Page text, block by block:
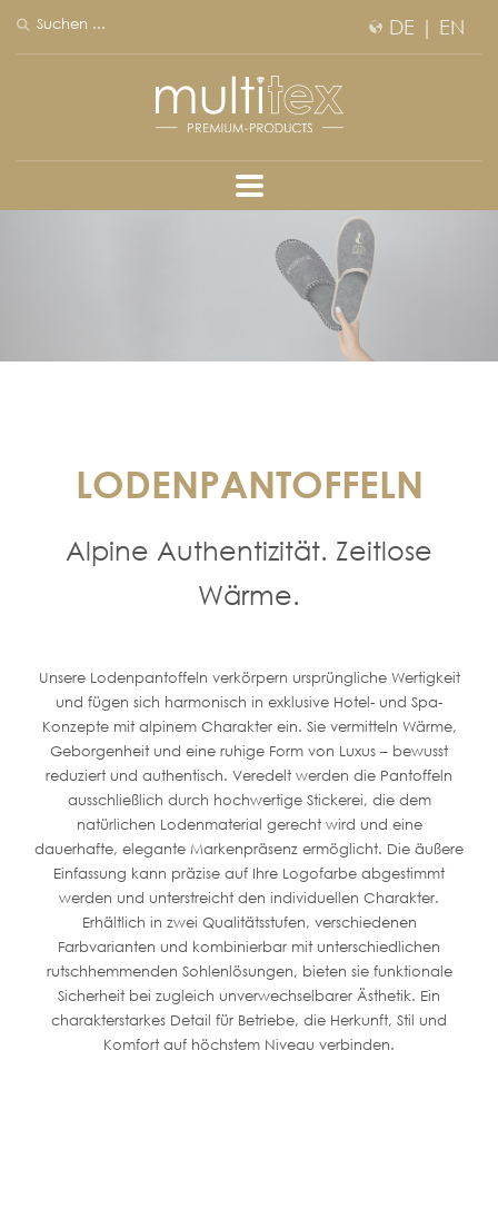
DE | EN
LODENPANTOFFELN
Alpine Authentizität. Zeitlose
Wärme.
Unsere Lodenpantoffeln verkörpern ursprüngliche Wertigkeit
und fügen sich harmonisch in exklusive Hotel- und Spa-
Konzepte mit alpinem Charakter ein. Sie vermitteln Wärme,
Geborgenheit und eine ruhige Form von Luxus – bewusst
reduziert und authentisch. Veredelt werden die Pantoffeln
ausschließlich durch hochwertige Stickerei, die dem
natürlichen Lodenmaterial gerecht wird und eine
dauerhafte, elegante Markenpräsenz ermöglicht. Die äußere
Einfassung kann präzise auf Ihre Logofarbe abgestimmt
werden und unterstreicht den individuellen Charakter.
Erhältlich in zwei Qualitätsstufen, verschiedenen
Farbvarianten und kombinierbar mit unterschiedlichen
rutschhemmenden Sohlenlösungen, bieten sie funktionale
Sicherheit bei zugleich unverwechselbarer Ästhetik. Ein
charakterstarkes Detail für Betriebe, die Herkunft, Stil und
Komfort auf höchstem Niveau verbinden.